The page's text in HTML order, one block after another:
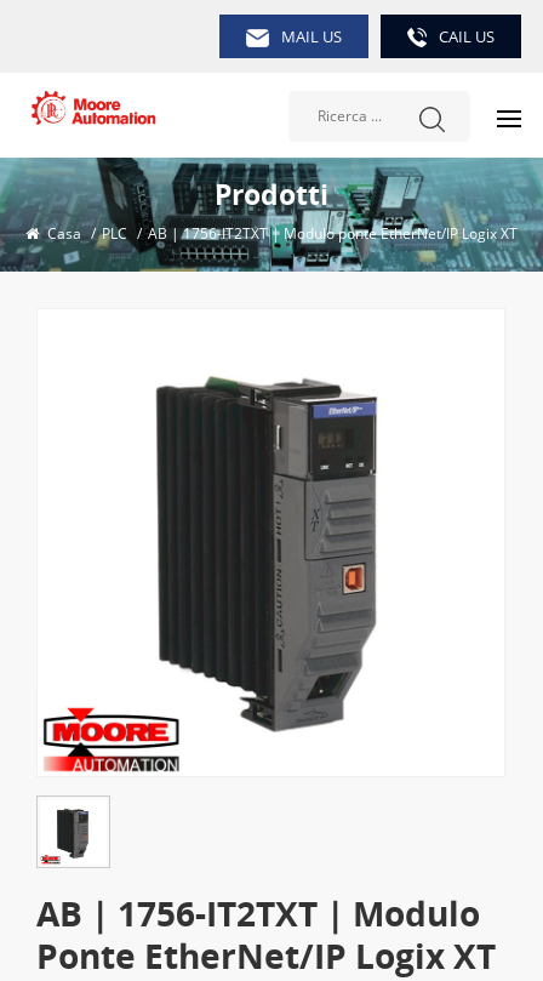
MAIL US CAIL US
Prodotti
Casa / PLC / AB | 1756-IT2TXT | Modulo ponte EtherNet/IP Logix XT
AB | 1756-IT2TXT | Modulo
Ponte EtherNet/IP Logix XT